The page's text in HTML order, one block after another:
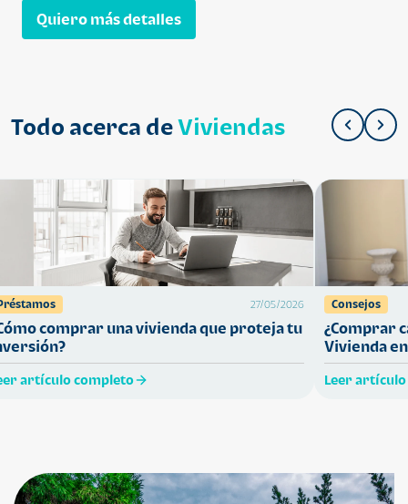
Quiero más detalles
Todo acerca deViviendas
27/05/2026
comprar una vivienda que proteja tu
artículo completo
Consejos
¿Comprar
Vivienda
Leer